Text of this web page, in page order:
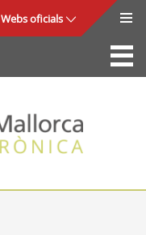
Webs oficials
La Seu
Consell de Mallorca
Accés i seguretat
Utilitats